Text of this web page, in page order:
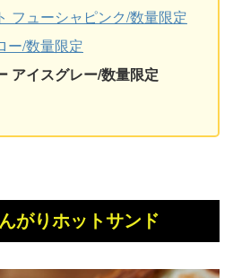
フューシャピンク/数量限定
ー/数量限定
アイスグレー/数量限定
がりホットサンド